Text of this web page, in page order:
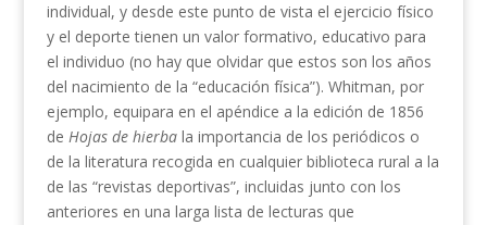
individual, y desde este punto de vista el ejercicio físico
y el deporte tienen un valor formativo, educativo para
el individuo (no hay que olvidar que estos son los años
del nacimiento de la “educación física”). Whitman, por
ejemplo, equipara en el apéndice a la edición de 1856
de Hojas de hierbala importancia de los periódicos o
de la literatura recogida en cualquier biblioteca rural a la
de las “revistas deportivas”, incluidas junto con los
anteriores en una larga lista de lecturas que